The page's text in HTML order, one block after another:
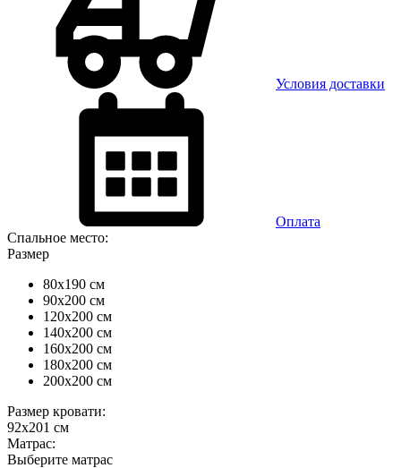
Условия доставки
Оплата
Спальное место:
Размер
80x190 см
90x200 см
120x200 см
140x200 см
160x200 см
180x200 см
200x200 см
Размер кровати:
92x201 см
Матрас:
Выберите матрас